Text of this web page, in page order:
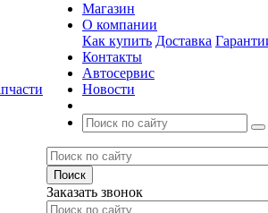
Магазин
О компании
Как купить Доставка
Контакты
Автосервис
Новости
Заказать звонок